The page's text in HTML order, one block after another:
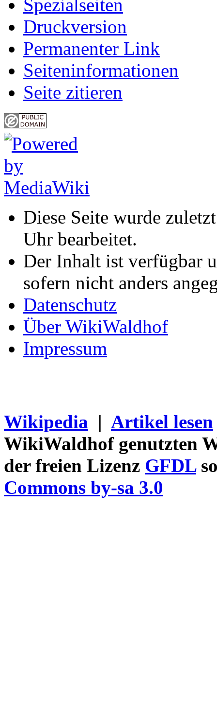
Spezialseiten
Druckversion
Permanenter Link
Seiten­informationen
Seite zitieren
Diese Seite wurde
Uhr bearbeitet.
Der Inhalt ist verfügbar
sofern nicht anders
Datenschutz
Über WikiWaldhof
Impressum
Wikipedia | Artikel lesen
WikiWaldhof genutzten
der freien Lizenz GFDL
Commons by-sa 3.0